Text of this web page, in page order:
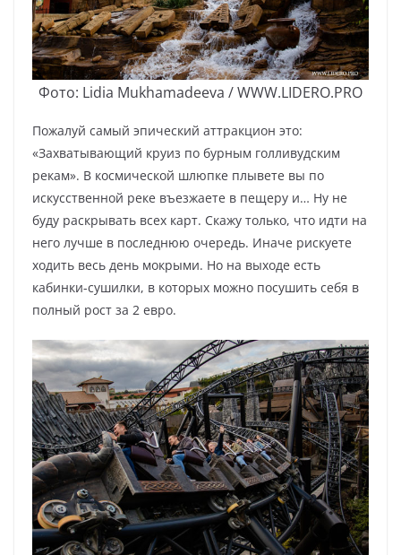
Фото: Lidia Mukhamadeeva / WWW.LIDERO.PRO
Пожалуй самый эпический аттракцион это:
«Захватывающий круиз по бурным голливудским
рекам». В космической шлюпке плывете вы по
искусственной реке въезжаете в пещеру и… Ну не
буду раскрывать всех карт. Скажу только, что идти на
него лучше в последнюю очередь. Иначе рискуете
ходить весь день мокрыми. Но на выходе есть
кабинки-сушилки, в которых можно посушить себя в
полный рост за 2 евро.